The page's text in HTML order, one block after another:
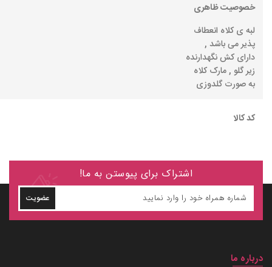
خصوصیت ظاهری
لبه ی کلاه انعطاف
پذیر می باشد ,
دارای کش نگهدارنده
زیر گلو , مارک کلاه
به صورت گلدوزی
کد کالا
اشتراک برای پیوستن به ما!
عضویت
درباره ما